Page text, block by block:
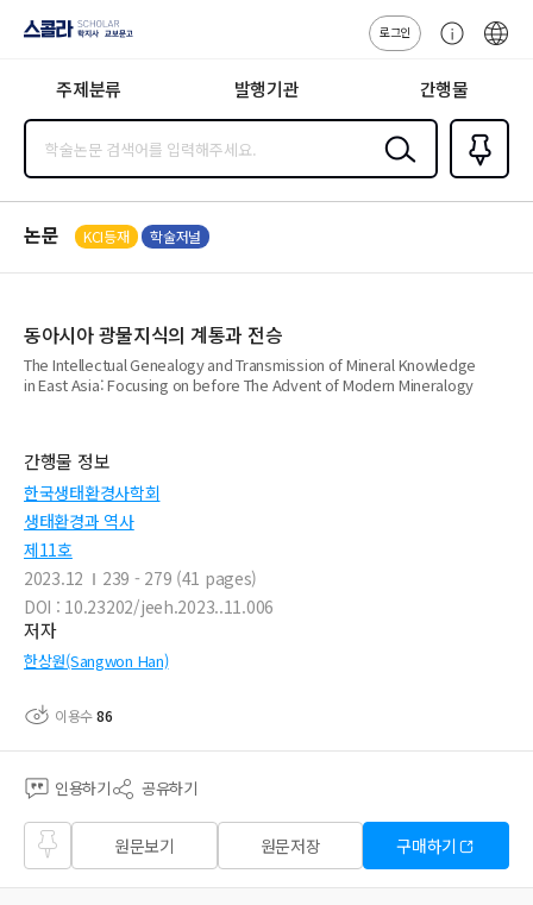
지사·교보문고
로그인
센
주제분류 발행기관 간행물
검색
즐겨찾
기0
논문 KCI등재 학술저널
동아시아 광물지식의 계통과 전승
The Intellectual Genealogy and Transmission of Mineral Knowledge
in East Asia: Focusing on before The Advent of Modern Mineralogy
간행물 정보
한국생태환경사학회
생태환경과 역사
제11호
2023.12
239 - 279 (41 pages)
DOI : 10.23202/jeeh.2023..11.006
저자
한상원(Sangwon Han)
이용수86
인용하기 공유하기
즐겨
찾기
원문보기 원문저장 구매하기